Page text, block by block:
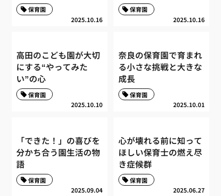
2025.10.16
保育園
2025.10.16
保育園
高田のこども園が大切
にする“やってみた
い”の心
2025.10.10
保育園
奈良の保育園で育まれ
る小さな挑戦と大きな
成長
2025.10.01
保育園
「できた！」の喜びを
分かち合う園生活の物
語
2025.09.04
保育園
心が壊れる前に知って
ほしい保育士の燃え尽
き症候群
2025.06.27
保育園